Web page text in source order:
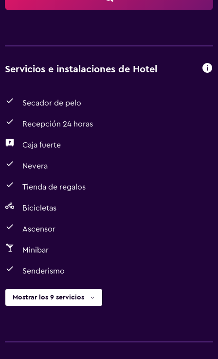
Servicios e instalaciones de Hotel
Secador de pelo
Recepción 24 horas
Caja fuerte
Nevera
Tienda de regalos
Bicicletas
Ascensor
Minibar
Senderismo
Mostrar los 9 servicios